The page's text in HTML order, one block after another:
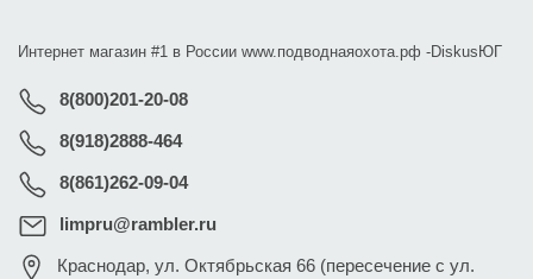
Интернет магазин #1 в России www.подводнаяохота.рф -DiskusЮГ
8(800)201-20-08
8(918)2888-464
8(861)262-09-04
limpru@rambler.ru
Краснодар,ул. Октябрьская 66 (пересечение с ул.